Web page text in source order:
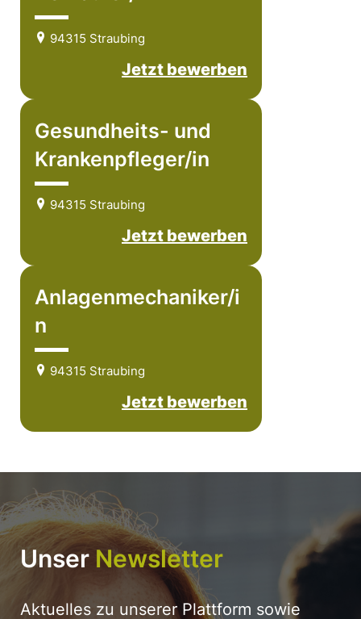
94315 Straubing
Jetzt bewerben
Gesundheits- und
Krankenpfleger/in
94315 Straubing
Jetzt bewerben
Anlagenmechaniker/i
n
94315 Straubing
Jetzt bewerben
Unser Newsletter
Aktuelles zu unserer Plattform sowie